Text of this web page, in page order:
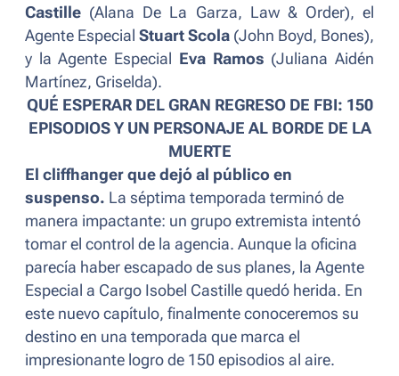
Castille (Alana De La Garza, Law & Order), el
Agente Especial Stuart Scola (John Boyd, Bones),
y la Agente Especial Eva Ramos (Juliana Aidén
Martínez, Griselda).
QUÉ ESPERAR DEL GRAN REGRESO DE FBI: 150
EPISODIOS Y UN PERSONAJE AL BORDE DE LA
MUERTE
El cliffhanger que dejó al público en
suspenso. La séptima temporada terminó de
manera impactante: un grupo extremista intentó
tomar el control de la agencia. Aunque la oficina
parecía haber escapado de sus planes, la Agente
Especial a Cargo Isobel Castille quedó herida. En
este nuevo capítulo, finalmente conoceremos su
destino en una temporada que marca el
impresionante logro de 150 episodios al aire.